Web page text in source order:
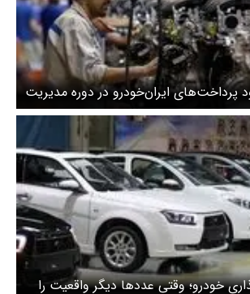
پرداخت‌های ایران‌خودرو در دوره مدیریت
خودرو؛ وقتی عددها دیگر واقعیت را